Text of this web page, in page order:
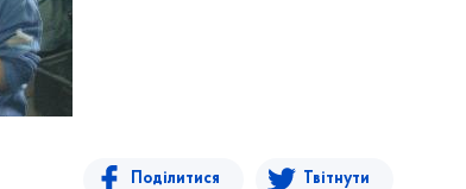
Поділитися Твітнути